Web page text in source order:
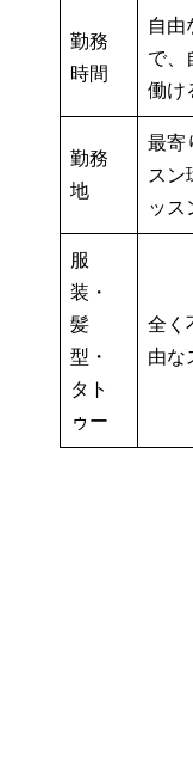
勤務
時間
自由
で、
働け
勤務
地
最寄
スン
ッス
服
装・
髪
型・
タト
ゥー
全く
由な